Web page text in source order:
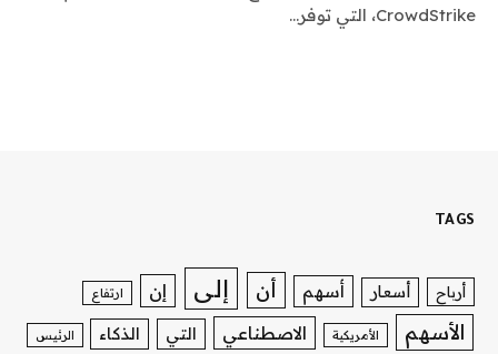
CrowdStrike، التي توفر…
TAGS
أرباح أسعار أسهم أن إلى إن ارتفاع
الأسهم الأمريكية الاصطناعي التي الذكاء الرئيس